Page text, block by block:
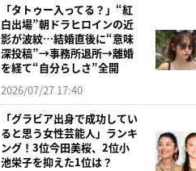
「タトゥー入ってる？」“紅
白出場”朝ドラヒロインの近
影が波紋…結婚直後に“意味
深投稿”→事務所退所→離婚
を経て“自分らしさ”全開
2026/07/27 17:40
「グラビア出身で成功してい
ると思う女性芸能人」ランキ
ング！3位今田美桜、2位小
池栄子を抑えた1位は？